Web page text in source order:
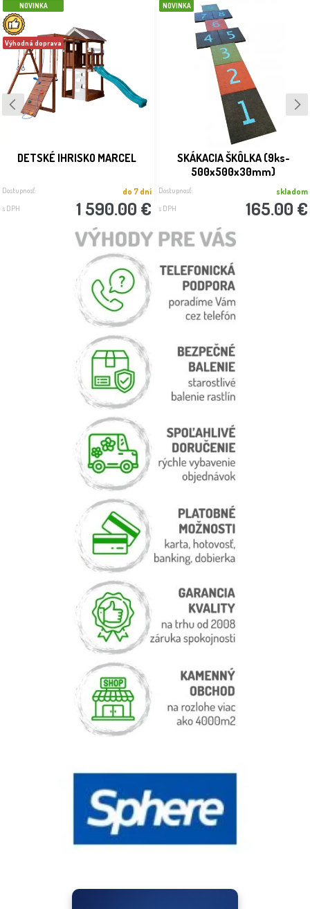
NOVINKA
Výhodná doprava
DETSKÉ IHRISKO MARCEL
Dostupnosť: do 7 dní
s DPH 1 590.00 €
NOVINKA
SKÁKACIA ŠKÔLKA (9ks-
500x500x30mm)
Dostupnosť: skladom
s DPH 165.00 €